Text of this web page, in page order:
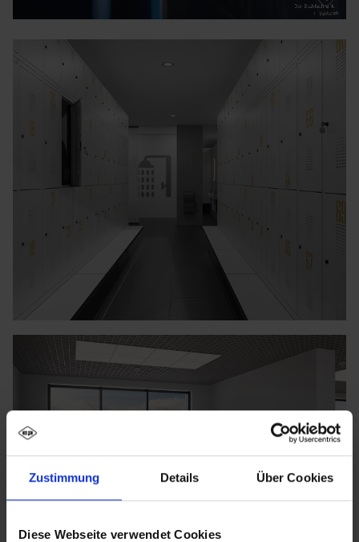
Zustimmung Details Über Cookies
Diese Webseite verwendet Cookies